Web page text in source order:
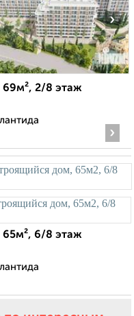
›
69м², 2/8 этаж
›
65м², 6/8 этаж